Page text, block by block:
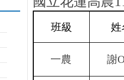
班級 姓
一農 謝